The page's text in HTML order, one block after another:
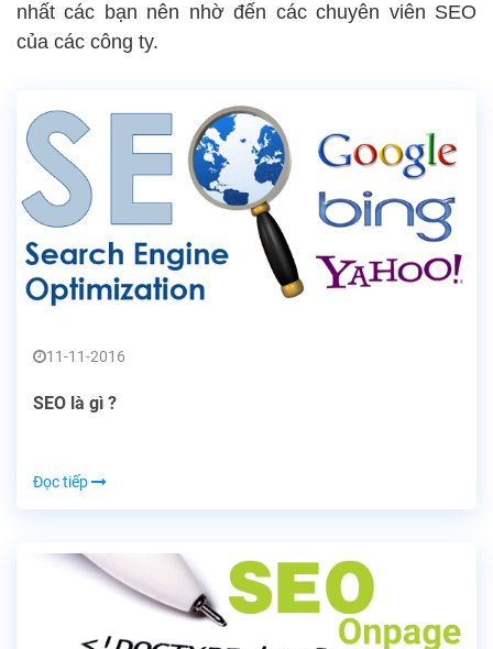
nhất các bạn nên nhờ đến các chuyên viên SEO
của các công ty.
11-11-2016
SEO là gì ?
Đọc tiếp